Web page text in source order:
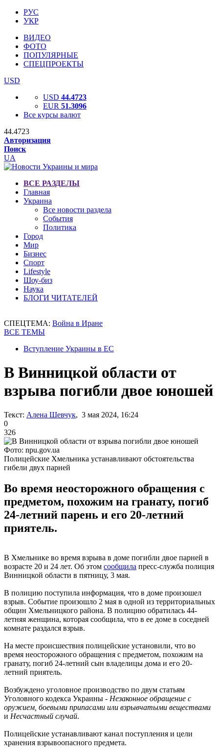
РУС
УКР
ВИДЕО
ФОТО
ПОПУЛЯРНЫЕ
СПЕЦПРОЕКТЫ
USD
USD 44.4723
EUR 51.3096
Все курсы валют
44.4723
Авторизация
Поиск
UA
ВСЕ РАЗДЕЛЫ
Главная
Украина
Все новости раздела
События
Политика
Город
Мир
Бизнес
Спорт
Lifestyle
Шоу-биз
Наука
БЛОГИ ЧИТАТЕЛЕЙ
СПЕЦТЕМА: Война в Иране
ВСЕ ТЕМЫ
Вступление Украины в ЕС
В Винницкой области от
взрыва погибли двое юношей
Текст: Алена Шевчук, 3 мая 2024, 16:24
0
326
Фото: npu.gov.ua
Полицейские Хмельника устанавливают обстоятельства
гибели двух парней
Во время неосторожного обращения с
предметом, похожим на гранату, погиб
24-летний парень и его 20-летний
приятель.
В Хмельнике во время взрыва в доме погибли двое парней в
возрасте 20 и 24 лет. Об этом сообщила пресс-служба полиция
Винницкой области в пятницу, 3 мая.
В полицию поступила информация, что в доме произошел
взрыв. Событие произошло 2 мая в одной из территориальных
общин Хмельницкого района. В полицию обратилась 44-
летняя женщина, которая сообщила, что в ее доме в соседней
комнате раздался взрыв.
На месте происшествия полицейские установили, что во
время неосторожного обращения с предметом, похожим на
гранату, погиб 24-летний сын владелицы дома и его 20-
летний приятель.
Возбуждено уголовное производство по двум статьям
Уголовного кодекса Украины - Незаконное обращение с
оружием, боевыми припасами или взрывчатыми веществами
и Несчастный случай.
Полицейские устанавливают канал поступления и цели
хранения взрывоопасного предмета.